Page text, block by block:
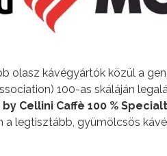
olasz kávégyártók közül a
100-as skáláján
Cellini Caffè 100 %
legtisztább, gyümölcsös